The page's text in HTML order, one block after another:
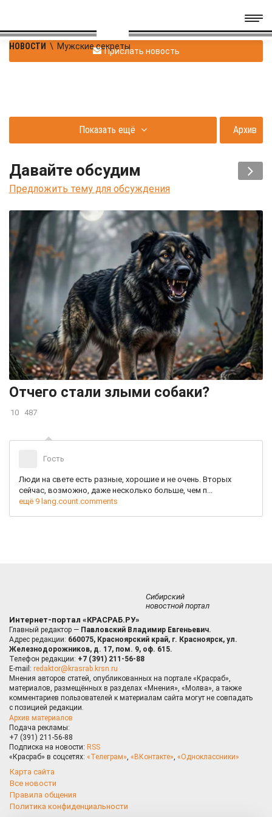
НОВОСТИ \ Мужские секретыПрислать новость
Показать ещё Архив
Давайте обсудим
Предложить тему для обсуждения
Отчего стали злыми собаки?
10 487
Гость
Люди на свете есть разные, хорошие и не очень. Вторых
сейчас, возможно, даже несколько больше, чем п...
ещё 9 lang.count.comments
Сибирский
новостной портал
Интернет-портал «КРАСРАБ.РУ»
Главный редактор — Павловский Владимир Евгеньевич.
Адрес редакции: 660075, Красноярский край, г. Красноярск, ул.
Железнодорожников, д. 17, пом. 9, оф. 615.
Телефон редакции: +7 (391) 211-56-88
E-mail: redaktor@krasrab.krsn.ru
Мнения авторов статей, опубликованных на портале «Красраб»,
материалов, размещённых в разделах «Мнения», «Молва», а также
комментариев пользователей к материалам сайта могут не совпадать
с позицией редакции.
Архив материалов
Подача рекламы:
+7 (391) 211-56-88
Подписка на новости: RSS
«Красраб» в соцсетях: «Телеграм» «ВКонтакте» «Одноклассники»
Карта сайта
Все новости
Правила общения
Политика конфиденциальности